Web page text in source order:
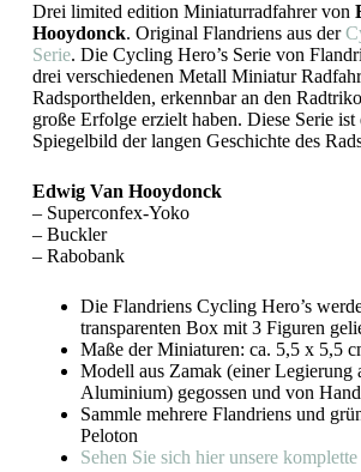
Drei limited edition Miniaturradfahrer von
Hooydonck. Original Flandriens aus der
Serie. Die Cycling Hero’s Serie von
drei verschiedenen Metall Miniatur
Radsporthelden, erkennbar an den
große Erfolge erzielt haben. Diese Serie ist
Spiegelbild der langen Geschichte des
Edwig Van Hooydonck
– Superconfex-Yoko
– Buckler
– Rabobank
Die Flandriens Cycling Hero’s
transparenten Box mit 3 Figuren
Maße der Miniaturen: ca. 5,5 x 5,5
Modell aus Zamak (einer Legierung
Aluminium) gegossen und von
Sammle mehrere Flandriens und
Peloton
Sehen Sie sich hier unsere